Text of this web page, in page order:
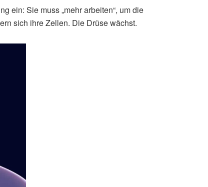
ein: Sie muss „mehr arbeiten“, um die
sich ihre Zellen. Die Drüse wächst.